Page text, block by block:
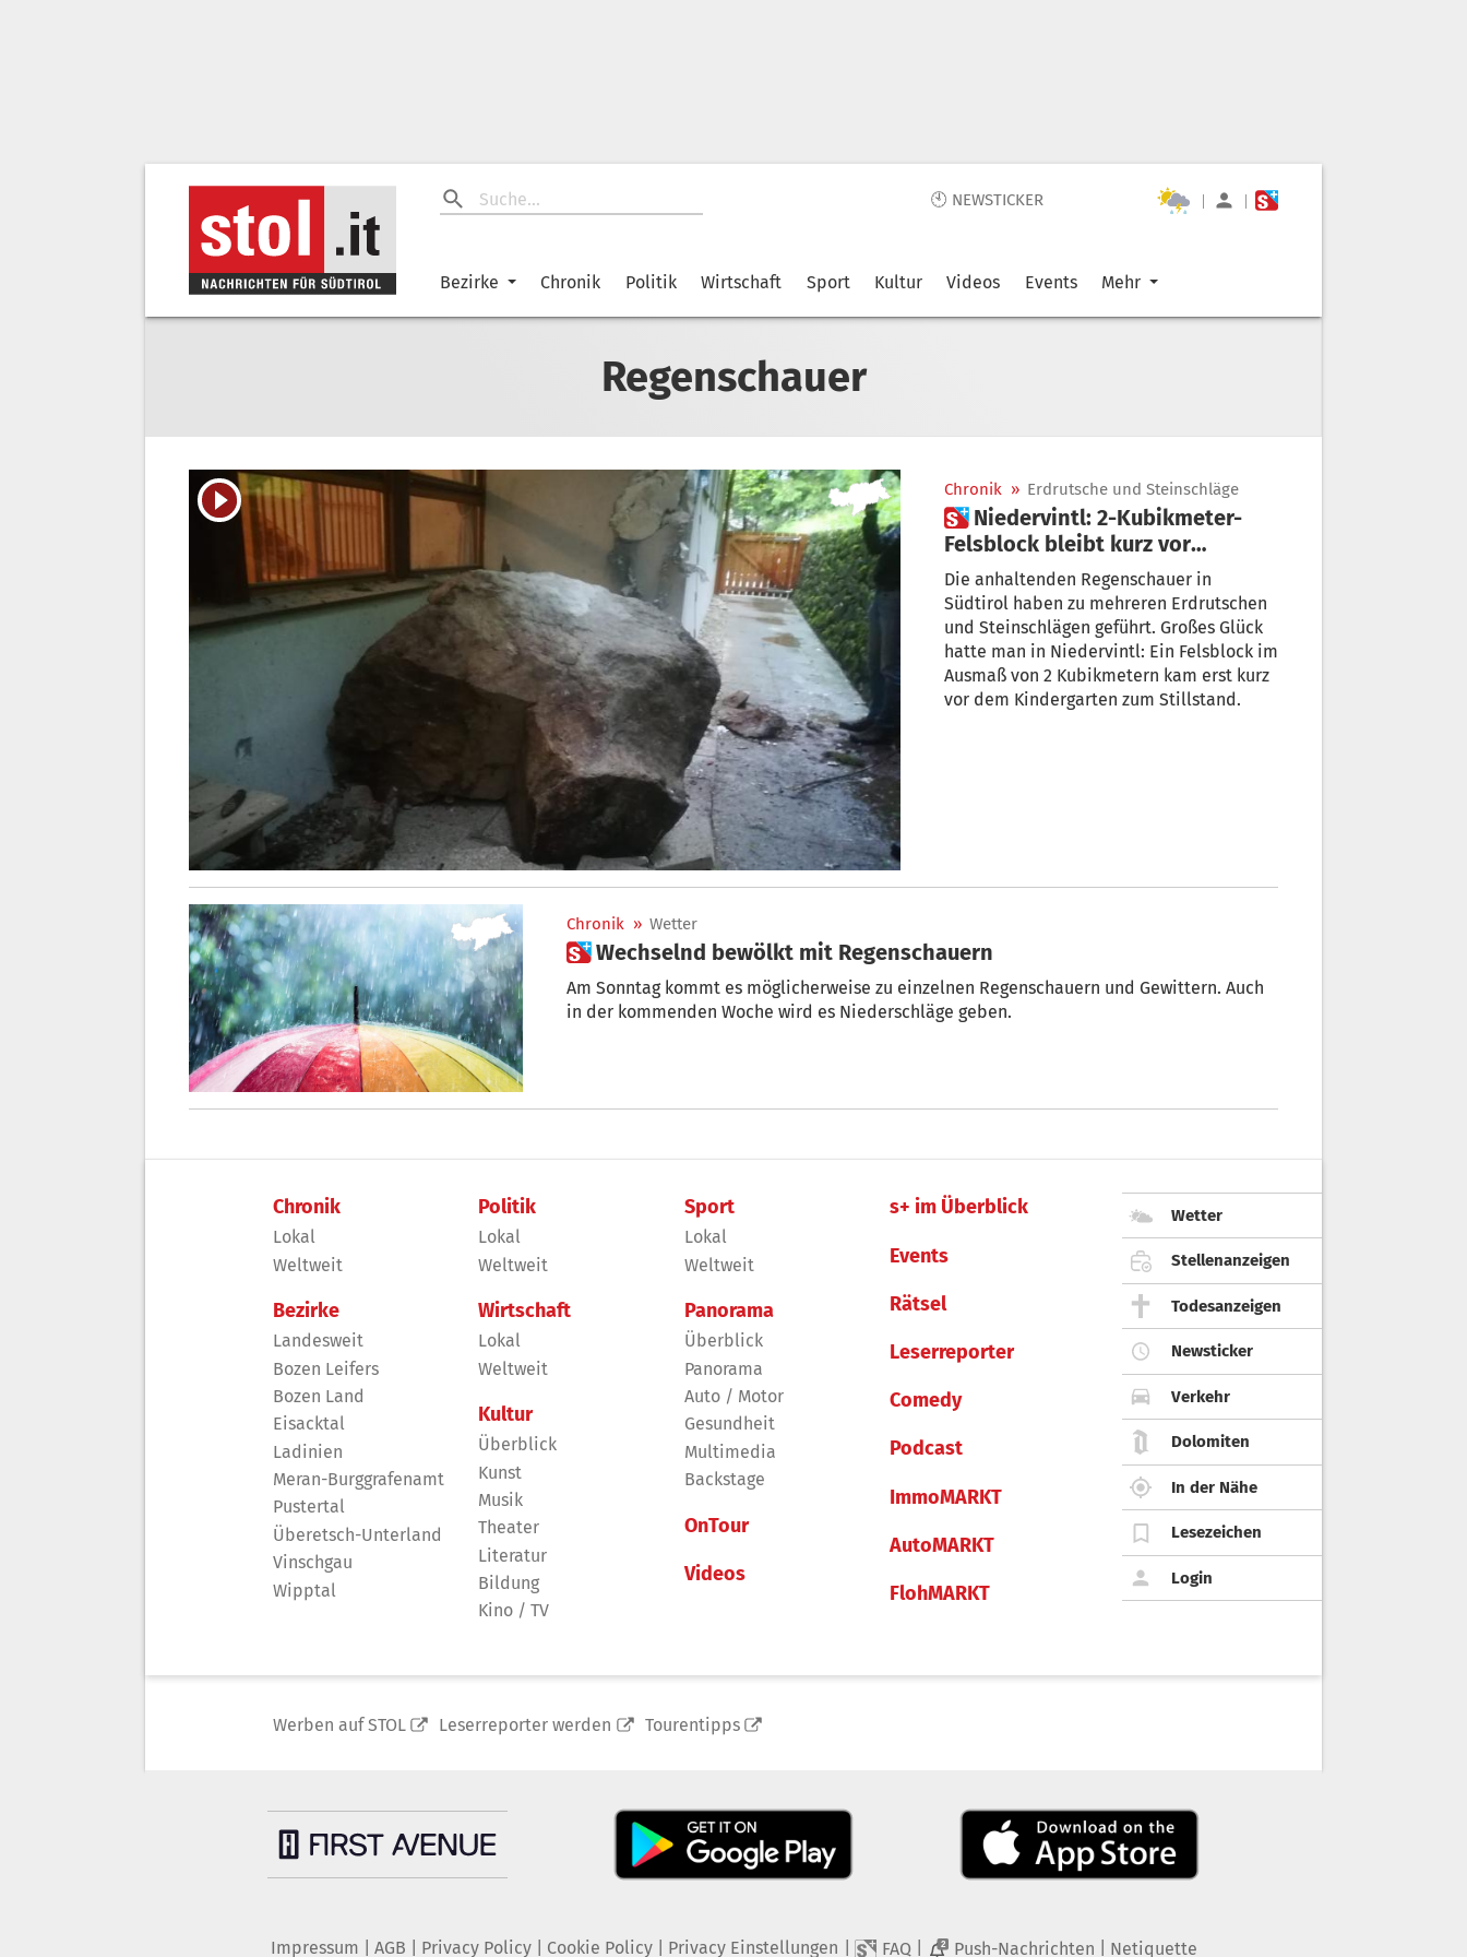
🕙 NEWSTICKER | |
Bezirke Chronik Politik Wirtschaft Sport Kultur Videos Events Mehr
Regenschauer
Chronik » Erdrutsche und Steinschläge
 Niedervintl: 2-Kubikmeter-
Felsblock bleibt kurz vor
Kindergarten stehen
Die anhaltenden Regenschauer in
Südtirol haben zu mehreren Erdrutschen
und Steinschlägen geführt. Großes Glück
hatte man in Niedervintl: Ein Felsblock im
Ausmaß von 2 Kubikmetern kam erst kurz
vor dem Kindergarten zum Stillstand.
Chronik » Wetter
 Wechselnd bewölkt mit Regenschauern
Am Sonntag kommt es möglicherweise zu einzelnen Regenschauern und Gewittern. Auch
in der kommenden Woche wird es Niederschläge geben.
Chronik
Lokal
Weltweit
Bezirke
Landesweit
Bozen Leifers
Bozen Land
Eisacktal
Ladinien
Meran-Burggrafenamt
Pustertal
Überetsch-Unterland
Vinschgau
Wipptal
Politik
Lokal
Weltweit
Wirtschaft
Lokal
Weltweit
Kultur
Überblick
Kunst
Musik
Theater
Literatur
Bildung
Kino / TV
Sport
Lokal
Weltweit
Panorama
Überblick
Panorama
Auto / Motor
Gesundheit
Multimedia
Backstage
OnTour
Videos
s+ im Überblick
Events
Rätsel
Leserreporter
Comedy
Podcast
ImmoMARKT
AutoMARKT
FlohMARKT
Wetter
Stellenanzeigen
Todesanzeigen
Newsticker
Verkehr
Dolomiten
In der Nähe
Lesezeichen
Login
Werben auf STOL Leserreporter werden Tourentipps
Impressum AGB Privacy Policy| Cookie Policy| Privacy Einstellungen FAQ 2 Push-Nachrichten Netiquette